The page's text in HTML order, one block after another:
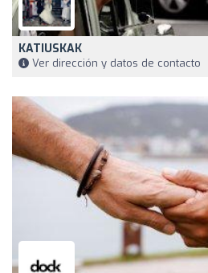
KATIUSKAK
Ver dirección y datos de contacto